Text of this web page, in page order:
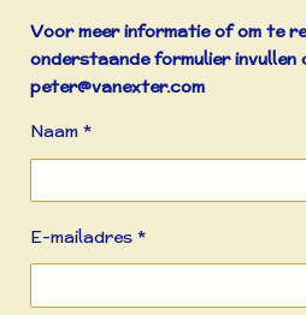
Voor meer informatie of om te
onderstaande formulier invullen
peter@vanexter.com
Naam *
E-mailadres *